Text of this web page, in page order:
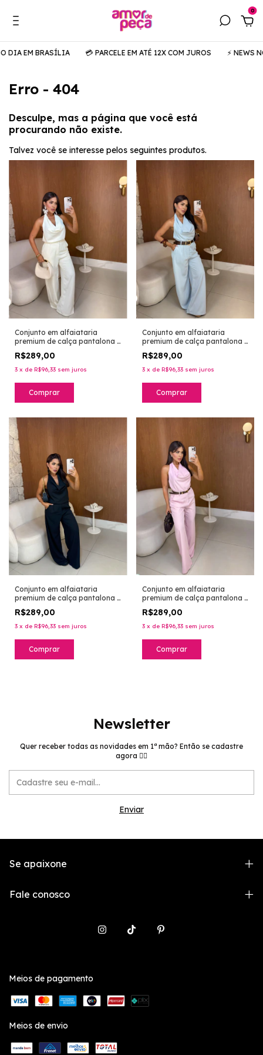
0
EM BRASÍLIA 💳 PARCELE EM ATÉ 12X COM JUROS ⚡️ NEWS NO AR
Erro - 404
Desculpe, mas a página que você está
procurando não existe.
Talvez você se interesse pelos seguintes produtos.
Conjunto em alfaiataria
premium de calça pantalona e
costas - off white
R$289,00
3 x de R$96,33 sem juros
Comprar
Conjunto em alfaiataria
premium de calça pantalona e
costas - azul bebê
R$289,00
3 x de R$96,33 sem juros
Comprar
Conjunto em alfaiataria
premium de calça pantalona e
blusa com alça decote nas
costas - preto
R$289,00
3 x de R$96,33 sem juros
Comprar
Conjunto em alfaiataria
premium de calça pantalona e
blusa com alça decote nas
costas - rosa bebê
R$289,00
3 x de R$96,33 sem juros
Comprar
Newsletter
Quer receber todas as novidades em 1ª mão? Então se cadastre
agora 👉🏻
Se apaixone
Fale conosco
Meios de pagamento
Meios de envio